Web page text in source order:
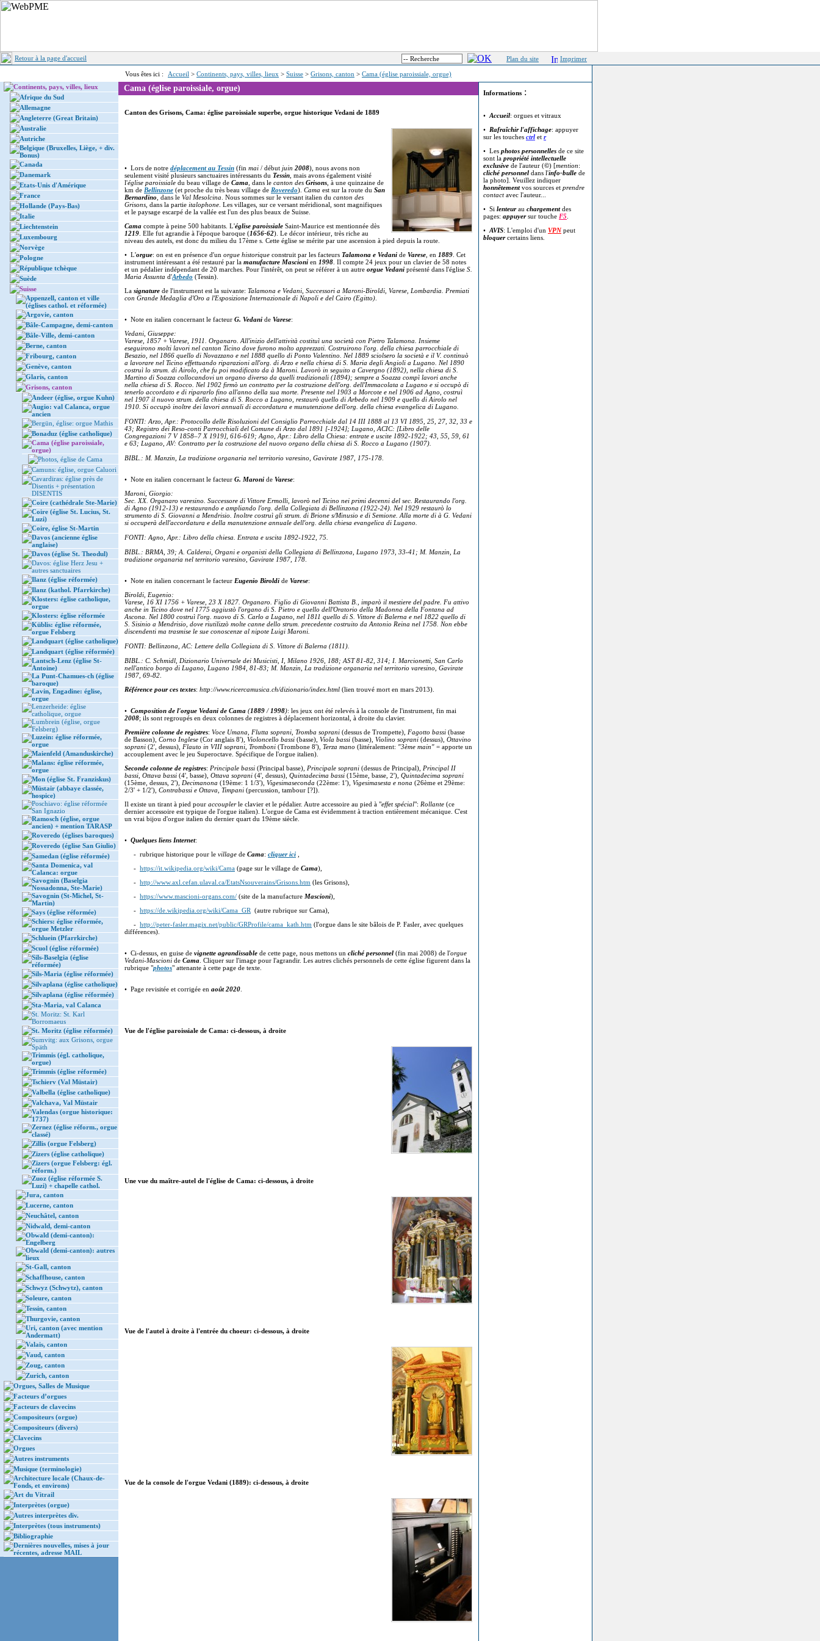
Retour à la page d'accueil Plan du site Imprimer
Vous êtes ici : Accueil > Continents, pays, villes, lieux > Suisse > Grisons, canton > Cama (église paroissiale, orgue)
Continents, pays, villes, lieux
Afrique du Sud
Allemagne
Angleterre (Great Britain)
Australie
Autriche
Belgique (Bruxelles, Liège, + div.
Bonus)
Canada
Danemark
Etats-Unis d'Amérique
France
Hollande (Pays-Bas)
Italie
Liechtenstein
Luxembourg
Norvège
Pologne
République tchèque
Suède
Suisse
Appenzell, canton et ville
(églises cathol. et réformée)
Argovie, canton
Bâle-Campagne, demi-canton
Bâle-Ville, demi-canton
Berne, canton
Fribourg, canton
Genève, canton
Glaris, canton
Grisons, canton
Andeer (église, orgue Kuhn)
Augio: val Calanca, orgue
ancien
Bergün, église: orgue Mathis
Bonaduz (église catholique)
Cama (église paroissiale,
orgue)
Photos, église de Cama
Camuns: église, orgue Caluori
Cavardiras: église près de
Disentis + présentation
DISENTIS
Coire (cathédrale Ste-Marie)
Coire (église St. Lucius, St.
Luzi)
Coire, église St-Martin
Davos (ancienne église
anglaise)
Davos (église St. Theodul)
Davos: église Herz Jesu +
autres sanctuaires
Ilanz (église réformée)
Ilanz (kathol. Pfarrkirche)
Klosters: église catholique,
orgue
Klosters: église réformée
Küblis: église réformée,
orgue Felsberg
Landquart (église catholique)
Landquart (église réformée)
Lantsch-Lenz (église St-
Antoine)
La Punt-Chamues-ch (église
baroque)
Lavin, Engadine: église,
orgue
Lenzerheide: église
catholique, orgue
Lumbrein (église, orgue
Felsberg)
Luzein: église réformée,
orgue
Maienfeld (Amanduskirche)
Malans: église réformée,
orgue
Mon (église St. Franziskus)
Müstair (abbaye classée,
hospice)
Poschiavo: église réformée
San Ignazio
Ramosch (église, orgue
ancien) + mention TARASP
Roveredo (églises baroques)
Roveredo (église San Giulio)
Samedan (église réformée)
Santa Domenica, val
Calanca: orgue
Savognin (Baselgia
Nossadonna, Ste-Marie)
Savognin (St-Michel, St-
Martin)
Says (église réformée)
Schiers: église réformée,
orgue Metzler
Schluein (Pfarrkirche)
Scuol (église réformée)
Sils-Baselgia (église
réformée)
Sils-Maria (église réformée)
Silvaplana (église catholique)
Silvaplana (église réformée)
Sta-Maria, val Calanca
St. Moritz: St. Karl
Borromaeus
St. Moritz (église réformée)
Sumvitg: aux Grisons, orgue
Späth
Trimmis (égl. catholique,
orgue)
Trimmis (église réformée)
Tschierv (Val Müstair)
Valbella (église catholique)
Valchava, Val Müstair
Valendas (orgue historique:
1737)
Zernez (église réform., orgue
classé)
Zillis (orgue Felsberg)
Zizers (église catholique)
Zizers (orgue Felsberg: égl.
réform.)
Zuoz (église réformée S.
Luzi) + chapelle cathol.
Jura, canton
Lucerne, canton
Neuchâtel, canton
Nidwald, demi-canton
Obwald (demi-canton):
Engelberg
Obwald (demi-canton): autres
lieux
St-Gall, canton
Schaffhouse, canton
Schwyz (Schwytz), canton
Soleure, canton
Tessin, canton
Thurgovie, canton
Uri, canton (avec mention
Andermatt)
Valais, canton
Vaud, canton
Zoug, canton
Zurich, canton
Orgues, Salles de Musique
Facteurs d’orgues
Facteurs de clavecins
Compositeurs (orgue)
Compositeurs (divers)
Clavecins
Orgues
Autres instruments
Musique (terminologie)
Architecture locale (Chaux-de-
Fonds, et environs)
Art du Vitrail
Interprètes (orgue)
Autres interprètes div.
Interprètes (tous instruments)
Bibliographie
Dernières nouvelles, mises à jour
récentes, adresse MAIL
Cama (église paroissiale, orgue)
Canton des Grisons, Cama: église paroissiale superbe, orgue historique Vedani de 1889
• Lors de notre déplacement au Tessin (fin mai / début juin 2008), nous avons non
seulement visité plusieurs sanctuaires intéressants du Tessin , mais avons également visité
l'église paroissiale du beau village de Cama , dans le canton des Grisons , à une quinzaine de
km de Bellinzone (et proche du très beau village de Roveredo). Cama est sur la route du San
Bernardino , dans le Val Mesolcina . Nous sommes sur le versant italien du canton des
Grisons , dans la partie italophone . Les villages, sur ce versant méridional, sont magnifiques
et le paysage escarpé de la vallée est l'un des plus beaux de Suisse.
Cama compte à peine 500 habitants. L'église paroissiale Saint-Maurice est mentionnée dès
1219 . Elle fut agrandie à l'époque baroque (1656-62). Le décor intérieur, très riche au
niveau des autels, est donc du milieu du 17ème s. Cette église se mérite par une ascension à pied depuis la route.
• L'orgue: on est en présence d'un orgue historique construit par les facteurs Talamona e Vedani de Varese , en 1889 . Cet
instrument intéressant a été restauré par la manufacture Mascioni en 1998 . Il compte 24 jeux pour un clavier de 58 notes
et un pédalier indépendant de 20 marches. Pour l'intérêt, on peut se référer à un autre orgue Vedani présenté dans l'église S.
Maria Assunta d'Arbedo (Tessin).
La signature de l'instrument est la suivante: Talamona e Vedani, Successori a Maroni-Biroldi, Varese, Lombardia. Premiati
con Grande Medaglia d'Oro a l'Esposizione Internazionale di Napoli e del Cairo (Egitto)
• Note en italien concernant le facteur G. Vedani de Varese:
Vedani, Giuseppe:
Varese, 1857 + Varese, 1911. Organaro. All'inizio dell'attività costituì una società con Pietro Talamona. Insieme
eseguirono molti lavori nel canton Ticino dove furono molto apprezzati. Costruirono l'org. della chiesa parrocchiale di
Besazio, nel 1866 quello di Novazzano e nel 1888 quello di Ponto Valentino. Nel 1889 sciolsero la società e il V. continuò
a lavorare nel Ticino effettuando riparazioni all'org. di Arzo e nella chiesa di S. Maria degli Angioli a Lugano. Nel 1890
costruì lo strum. di Airolo, che fu poi modificato da à Maroni. Lavorò in seguito a Cavergno (1892), nella chiesa di S.
Martino di Soazza collocandovi un organo diverso da quelli tradizionali (1894); sempre a Soazza compì lavori anche
nella chiesa di S. Rocco. Nel 1902 firmò un contratto per la costruzione dell'org. dell'Immacolata a Lugano e si occupò di
tenerlo accordato e di ripararlo fino all'anno della sua morte. Presente nel 1903 a Morcote e nel 1906 ad Agno, costruì
nel 1907 il nuovo strum. della chiesa di S. Rocco a Lugano, restaurò quello di Arbedo nel 1909 e quello di Airolo nel
1910. Si occupò inoltre dei lavori annuali di accordatura e munutenzione dell'org. della chiesa evangelica di Lugano.
FONTI: Arzo, Apr.: Protocollo delle Risoluzioni del Consiglio Parrocchiale dal 14 III 1888 al 13 VI 1895, 25, 27, 32, 33 e
43; Registro dei Reso-conti Parrocchiali del Comune di Arzo dal 1891 [-1924]; Lugano, ACIC: [Libro delle
Congregazioni 7 V 1858–7 X 1919], 616-619; Agno, Apr.: Libro della Chiesa: entrate e uscite 1892-1922; 43, 55, 59, 61
e 63; Lugano, AV: Contratto per la costruzione del nuovo organo della chiesa di S. Rocco a Lugano (1907).
BIBL.: M. Manzin, La tradizione organaria nel territorio varesino, Gavirate 1987, 175-178
• Note en italien concernant le facteur G. Maroni de Varese:
Maroni, Giorgio:
Sec. XX. Organaro varesino. Successore di Vittore Ermolli, lavorò nel Ticino nei primi decenni del sec. Restaurando l'org.
di Agno (1912-13) e restaurando e ampliando l'org. della Collegiata di Bellinzona (1922-24). Nel 1929 restaurò lo
strumento di S. Giovanni a Mendrisio. Inoltre costruì gli strum. di Brione s/Minusio e di Semione. Alla morte di à G. Vedani
si occuperà dell'accordatura e della manutenzione annuale dell'org. della chiesa evangelica di Lugano.
FONTI: Agno, Apr.: Libro della chiesa. Entrata e uscita 1892-1922, 75.
BIBL.: BRMA, 39; A. Calderai, Organi e organisti della Collegiata di Bellinzona, Lugano 1973, 33-41; M. Manzin, La
tradizione organaria nel territorio varesino, Gavirate 1987, 178
• Note en italien concernant le facteur Eugenio Biroldi de Varese:
Biroldi, Eugenio:
Varese, 16 XI 1756 + Varese, 23 X 1827. Organaro. Figlio di Giovanni Battista B., imparò il mestiere del padre. Fu attivo
anche in Ticino dove nel 1775 aggiustò l'organo di S. Pietro e quello dell'Oratorio della Madonna della Fontana ad
Ascona. Nel 1800 costruì l'org. nuovo di S. Carlo a Lugano, nel 1811 quello di S. Vittore di Balerna e nel 1822 quello di
S. Sisinio a Mendrisio, dove riutilizzò molte canne dello strum. precedente costruito da Antonio Reina nel 1758. Non ebbe
discendenti ma trasmise le sue conoscenze al nipote Luigi Maroni.
FONTI: Bellinzona, AC: Lettere della Collegiata di S. Vittore di Balerna (1811).
BIBL.: C. Schmidl, Dizionario Universale dei Musicisti, I, Milano 1926, 188; AST 81-82, 314; I. Marcionetti, San Carlo
nell'antico borgo di Lugano, Lugano 1984, 81-83; M. Manzin, La tradizione organaria nel territorio varesino, Gavirate
1987, 69-82
Référence pour ces textes: http://www.ricercamusica.ch/dizionario/index.html (lien trouvé mort en mars 2013).
• Composition de l'orgue Vedani de Cama (1889 /1998): les jeux ont été relevés à la console de l'instrument, fin mai
2008; ils sont regroupés en deux colonnes de registres à déplacement horizontal, à droite du clavier.
Première colonne de registres: Voce Umana Flutta soprani Tromba soprani (dessus de Trompette), Fagotto bassi (basse
de Basson), Corno Inglese (Cor anglais 8'), Violoncello bassi (basse), Viola bassi (basse), Violino soprani (dessus), Ottavino
soprani (2', dessus), Flauto in VIII soprani Tromboni (Trombone 8'), Terza mano (littéralement: "3ème main" = apporte un
accouplement avec le jeu Superoctave. Spécifique de l'orgue italien).
Seconde colonne de registres: Principale bassi (Principal basse), Principale soprani (dessus de Principal), Principal II
bassi Ottava bassi (4', basse), Ottava soprani (4', dessus), Quintadecima bassi (15ème, basse, 2'), Quintadecima soprani
(15ème, dessus, 2'), Decimanona (19ème: 1 1/3'), Vigesimaseconda (22ème: 1'), Vigesimasesta e nona (26ème et 29ème:
2/3' + 1/2'), Contrabassi e Ottava Timpani (percussion, tambour [?]).
Il existe un tirant à pied pour accouplerle clavier et le pédalier. Autre accessoire au pied à "effet spécial": Rollante (ce
dernier accessoire est typique de l'orgue italien). L'orgue de Cama est évidemment à traction entièrement mécanique. C'est
un vrai bijou d'orgue italien du dernier quart du 19ème siècle.
• Quelques liens Internet:
- rubrique historique pour le village de Cama: cliquer ici
- https://it.wikipedia.org/wiki/Cama (page sur le village de Cama),
- http://www.axl.cefan.ulaval.ca/EtatsNsouverains/Grisons.htm (les Grisons),
- https://www.mascioni-organs.com/ (site de la manufacture Mascioni),
- https://de.wikipedia.org/wiki/Cama_GR (autre rubrique sur Cama),
- http://peter-fasler.magix.net/public/GRProfile/cama_kath.htm (l'orgue dans le site bâlois de P. Fasler, avec quelques
différences).
• Ci-dessus, en guise de vignette agrandissable de cette page, nous mettons un cliché personnel (fin mai 2008) de l'orgue
Vedani-Mascioni de Cama . Cliquer sur l'image pour l'agrandir. Les autres clichés personnels de cette église figurent dans la
rubrique "photos" attenante à cette page de texte.
• Page revisitée et corrigée en août 2020
Vue de l'église paroissiale de Cama: ci-dessous, à droite
Une vue du maître-autel de l'église de Cama: ci-dessous, à droite
Vue de l'autel à droite à l'entrée du choeur: ci-dessous, à droite
Vue de la console de l'orgue Vedani (1889): ci-dessous, à droite
Informations :
• Accueil: orgues et vitraux
• Rafraîchir l'affichage: appuyer
sur les touches ctrl et r
• Les photos personnelles de ce site
sont la propriété intellectuelle
exclusive de l'auteur (©) [mention:
cliché personnel dans l'info-bulle de
la photo]. Veuillez indiquer
honnêtementvos sources et prendre
contactavec l'auteur...
• Si lenteurau chargementdes
pages: appuyersur touche F5
• AVIS: L'emploi d'un VPNpeut
bloquercertains liens.